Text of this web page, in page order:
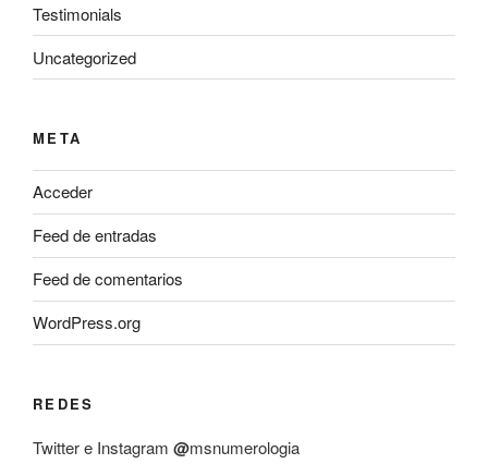
Testimonials
Uncategorized
META
Acceder
Feed de entradas
Feed de comentarios
WordPress.org
REDES
Twitter e Instagram @msnumerologia